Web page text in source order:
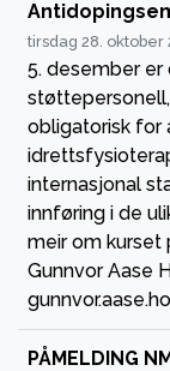
tirsdag 28. oktober
5. desember er
obligatorisk for
internasjonal
innføring i de
meir om kurset
Gunnvor Aase
PÅMELDING